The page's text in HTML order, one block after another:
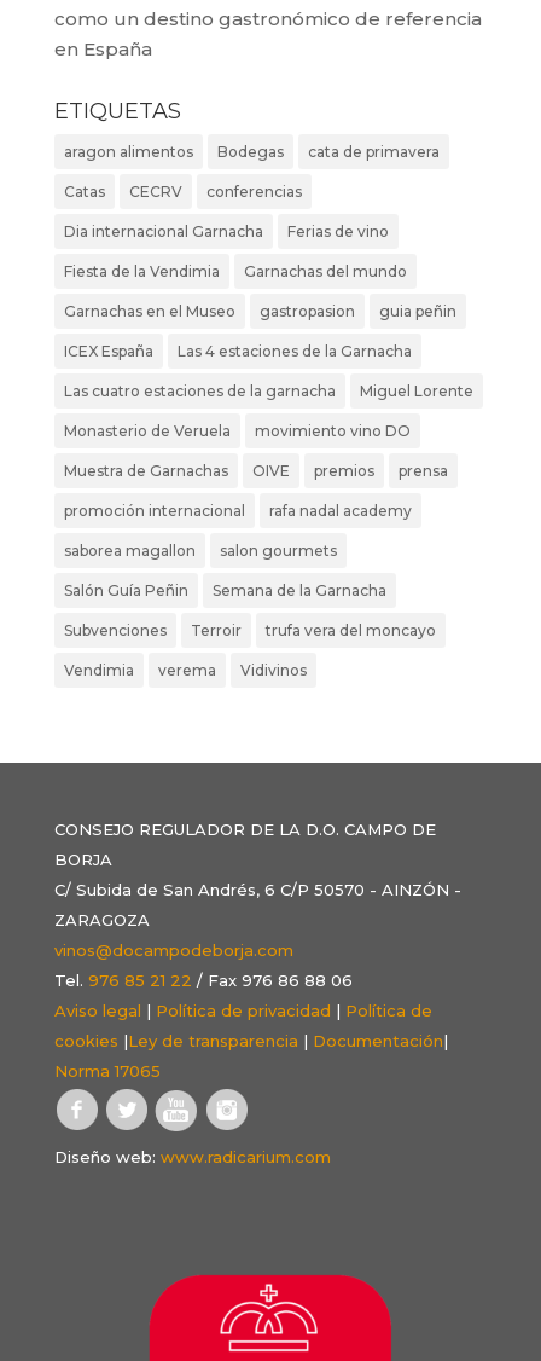
como un destino gastronómico de referencia
en España
ETIQUETAS
aragon alimentos Bodegas cata de primavera
Catas CECRV conferencias
Dia internacional Garnacha Ferias de vino
Fiesta de la Vendimia Garnachas del mundo
Garnachas en el Museo gastropasion guia peñin
ICEX España Las 4 estaciones de la Garnacha
Las cuatro estaciones de la garnacha Miguel Lorente
Monasterio de Veruela movimiento vino DO
Muestra de Garnachas OIVE premios prensa
promoción internacional rafa nadal academy
saborea magallon salon gourmets
Salón Guía Peñin Semana de la Garnacha
Subvenciones Terroir trufa vera del moncayo
Vendimia verema Vidivinos
CONSEJO REGULADOR DE LA D.O. CAMPO DE
BORJA
C/ Subida de San Andrés, 6 C/P 50570 - AINZÓN -
ZARAGOZA
vinos@docampodeborja.com
Tel. 976 85 21 22 / Fax 976 86 88 06
Aviso legal | Política de privacidad | Política de
cookies |Ley de transparencia | Documentación|
Norma 17065
Diseño web: www.radicarium.com